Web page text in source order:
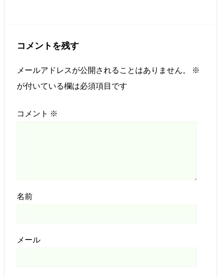
コメントを残す
メールアドレスが公開されることはありません。
※
が付いている欄は必須項目です
コメント ※
名前
メール